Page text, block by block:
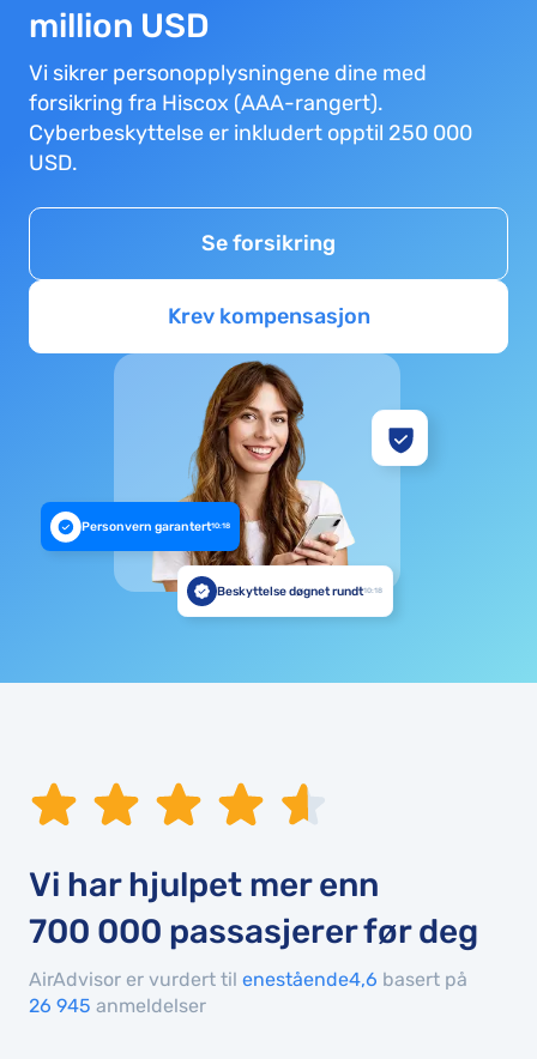
million USD
Vi sikrer personopplysningene dine med
forsikring fra Hiscox (AAA-rangert).
Cyberbeskyttelse er inkludert opptil 250 000
USD.
Se forsikring
Krev kompensasjon
Personvern garantert10:18
Beskyttelse døgnet rundt10:18
Vi har hjulpet mer enn
700 000 passasjerer før deg
AirAdvisor er vurdert til enestående4,6 basert på
26 945 anmeldelser